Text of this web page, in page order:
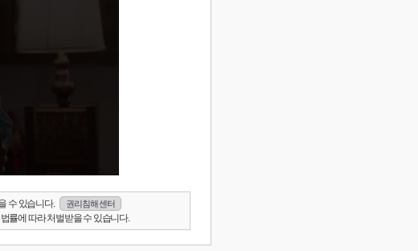
수 있습니다. 권리침해 센터
률에 따라 처벌받을 수 있습니다.